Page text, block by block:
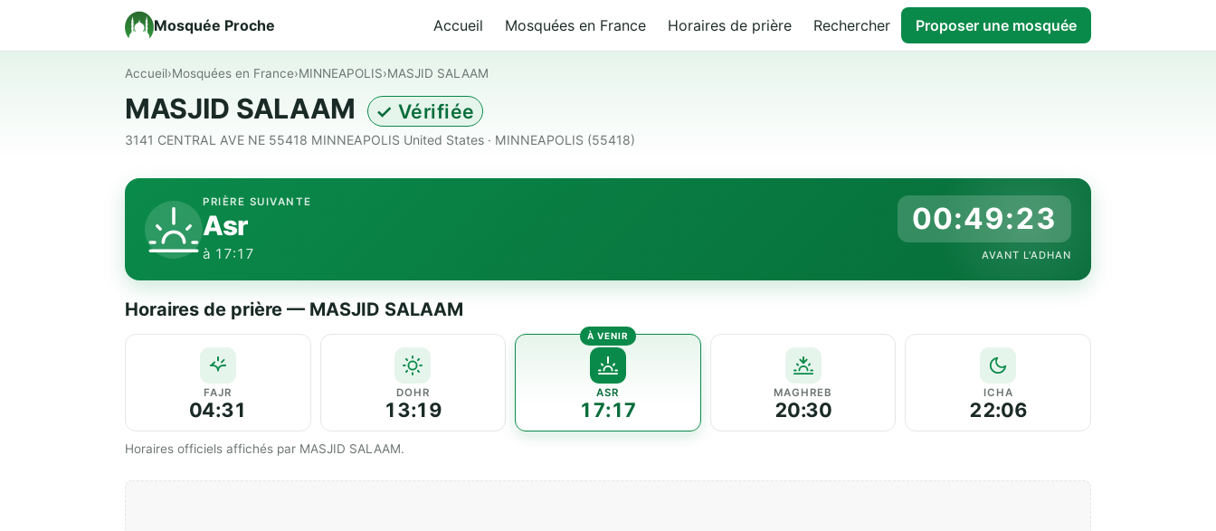
Mosquée Proche Accueil Mosquées en France Horaires de prière Rechercher Proposer une mosquée
Accueil›Mosquées en France›MINNEAPOLIS›MASJID SALAAM
MASJID SALAAM ✓ Vérifiée
3141 CENTRAL AVE NE 55418 MINNEAPOLIS United States · MINNEAPOLIS (55418)
PRIÈRE SUIVANTE
Asr
à 17:17
00:49:22
AVANT L'ADHAN
Horaires de prière — MASJID SALAAM
FAJR
04:31
DOHR
13:19
ASR
17:17
MAGHREB
20:30
ICHA
22:06
Horaires officiels affichés par MASJID SALAAM.